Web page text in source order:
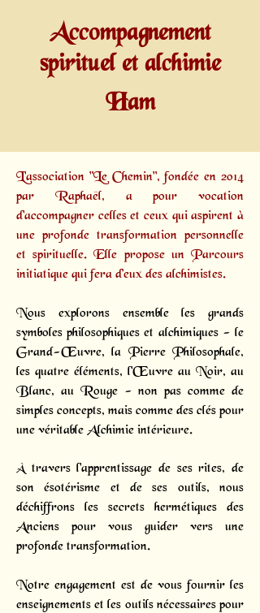
Accompagnement
spirituel et alchimie
Ham
L'association "Le Chemin", fondée en 2014
par Raphaël, a pour vocation
d'accompagner celles et ceux qui aspirent à
une profonde transformation personnelle
et spirituelle. Elle propose un Parcours
initiatiquequi fera d’eux des alchimistes.
Nous explorons ensemble les grands
symboles philosophiques et alchimiques - le
Grand-Œuvre, la Pierre Philosophale,
les quatre éléments, l'Œuvre au Noir, au
Blanc, au Rouge - non pas comme de
simples concepts, mais comme des clés pour
une véritable Alchimie intérieure.
À travers l'apprentissage de ses rites, de
son ésotérisme et de ses outils, nous
déchiffrons les secrets hermétiques des
Anciens pour vous guider vers une
profonde transformation.
Notre engagement est de vous fournir les
enseignements et les outils nécessaires pour